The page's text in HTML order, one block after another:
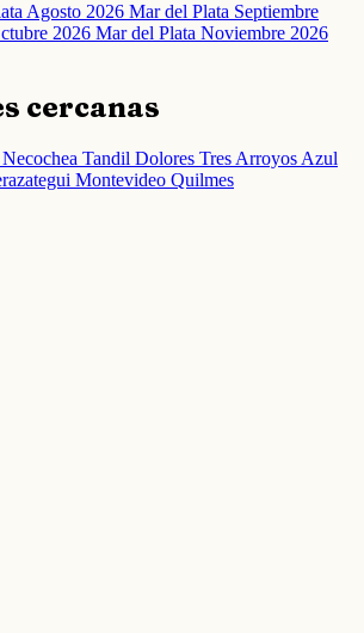
Agosto 2026 Mar del Plata Septiembre
2026 Mar del Plata Noviembre 2026
cercanas
Necochea Tandil Dolores Tres Arroyos Azul
Montevideo Quilmes